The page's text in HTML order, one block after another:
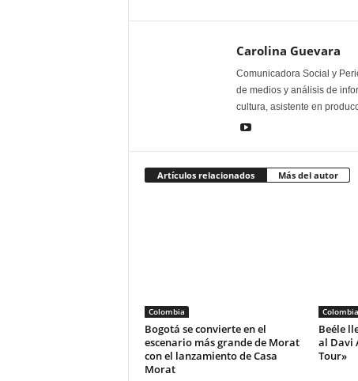
Carolina Guevara
Comunicadora Social y
de medios y análisis de
cultura, asistente en
Artículos relacionados Más del autor
Colombia
Bogotá se convierte en el
escenario más grande de Morat
con el lanzamiento de Casa
Morat
Colombia
Beéle
al Davi
Tour»